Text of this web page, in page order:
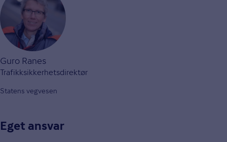
Guro Ranes
Trafikksikkerhetsdirektør
Statens vegvesen
Eget ansvar